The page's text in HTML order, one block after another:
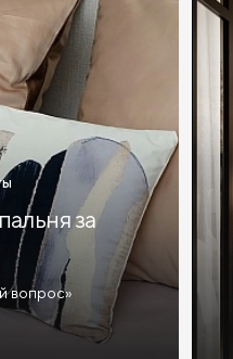
вопрос»